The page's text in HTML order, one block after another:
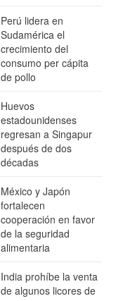
Perú lidera en
Sudamérica el
crecimiento del
consumo per cápita
de pollo
Huevos
estadounidenses
regresan a Singapur
después de dos
décadas
México y Japón
fortalecen
cooperación en favor
de la seguridad
alimentaria
India prohíbe la venta
de algunos licores de